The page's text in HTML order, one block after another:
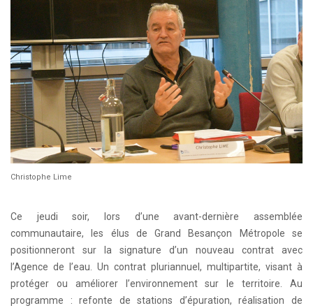
Christophe Lime
Ce jeudi soir, lors d’une avant-dernière assemblée
communautaire, les élus de Grand Besançon Métropole se
positionneront sur la signature d’un nouveau contrat avec
l’Agence de l’eau. Un contrat pluriannuel, multipartite, visant à
protéger ou améliorer l’environnement sur le territoire. Au
programme : refonte de stations d’épuration, réalisation de